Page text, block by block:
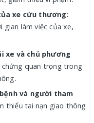
xe cứu thương:
làm việc của xe,
xe và chủ phương
quan trọng trong
và người tham
thiểu tai nạn giao thông